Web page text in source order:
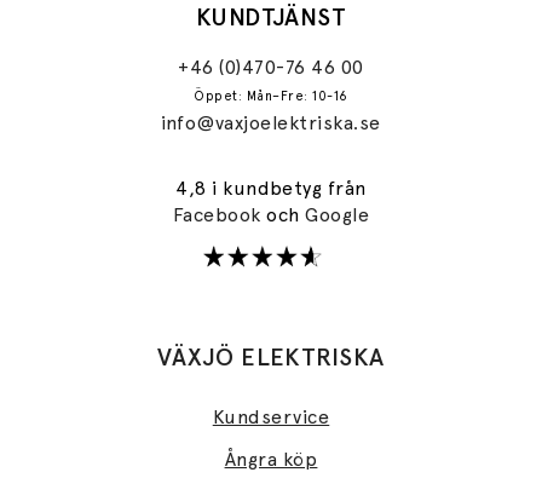
KUNDTJÄNST
+46 (0)470-76 46 00
Öppet: Mån–Fre: 10-16
info@vaxjoelektriska.se
4,8 i kundbetyg från
FacebookochGoogle
VÄXJÖ ELEKTRISKA
Kundservice
Ångra köp